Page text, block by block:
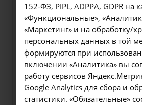
Оформите заявку на
мы свяжемся с вами в
ближайшее время и
на все интересующие
вопросы.
Заказать услугу
152-ФЗ, PIPL, ADPPA, GDPR на
«Функциональные»,
«Маркетинг» и на обработку/
персональных данных в той
формируются при
включении «Аналитика» вы
работу сервисов
Google Analytics для сбора и
статистики. «Обязательные»